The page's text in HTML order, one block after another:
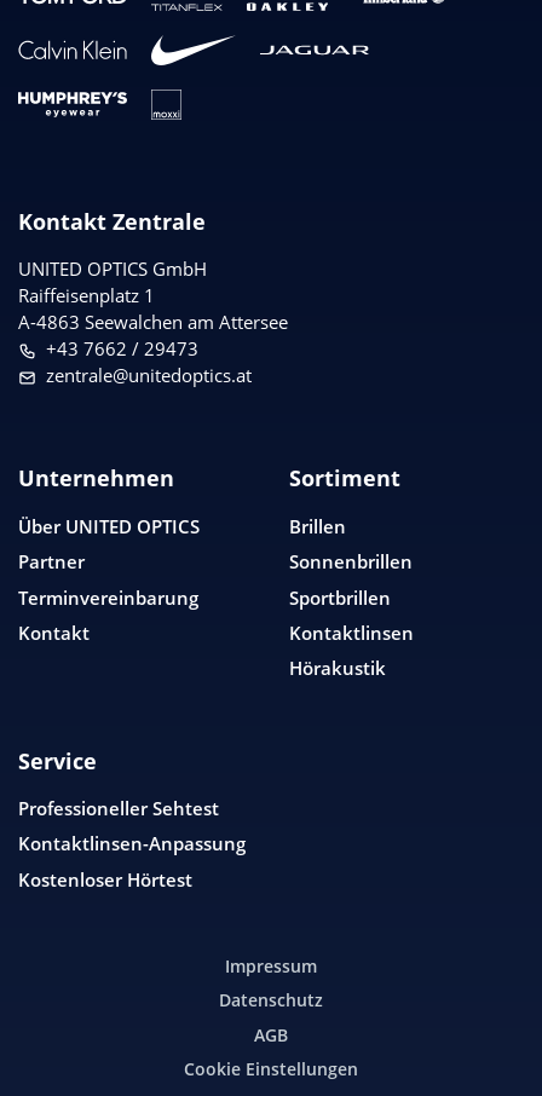
Kontakt Zentrale
UNITED OPTICS GmbH
Raiffeisenplatz 1
A-4863 Seewalchen am Attersee
+43 7662 / 29473
zentrale@unitedoptics.at
Unternehmen
Über UNITED OPTICS
Partner
Terminvereinbarung
Kontakt
Sortiment
Brillen
Sonnenbrillen
Sportbrillen
Kontaktlinsen
Hörakustik
Service
Professioneller Sehtest
Kontaktlinsen-Anpassung
Kostenloser Hörtest
Impressum
Datenschutz
AGB
Cookie Einstellungen